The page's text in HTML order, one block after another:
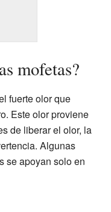
mofetas?
fuerte olor que
Este olor proviene
de liberar el olor, la
Algunas
se apoyan solo en